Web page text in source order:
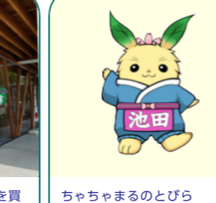
買
ちゃちゃまるのとびら